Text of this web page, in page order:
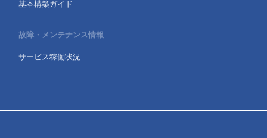
基本構築ガイド
故障・メンテナンス情報
サービス稼働状況